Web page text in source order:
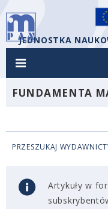
JEDNOSTKA
FUNDAMENTA
PRZESZUKAJ
Artykuły w